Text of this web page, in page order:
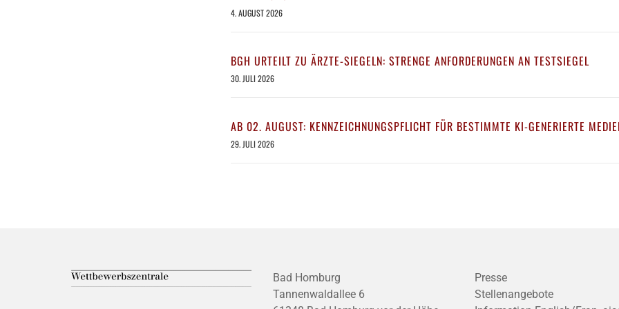
4. AUGUST 2026
BGH URTEILT ZU ÄRZTE-SIEGELN: STRENGE ANFORDERUNGEN AN TESTSIEGEL
30. JULI 2026
AB 02. AUGUST: KENNZEICHNUNGSPFLICHT FÜR BESTIMMTE KI-GENERIERTE
29. JULI 2026
Bad Homburg
Tannenwaldallee 6
Presse
Stellenangebote